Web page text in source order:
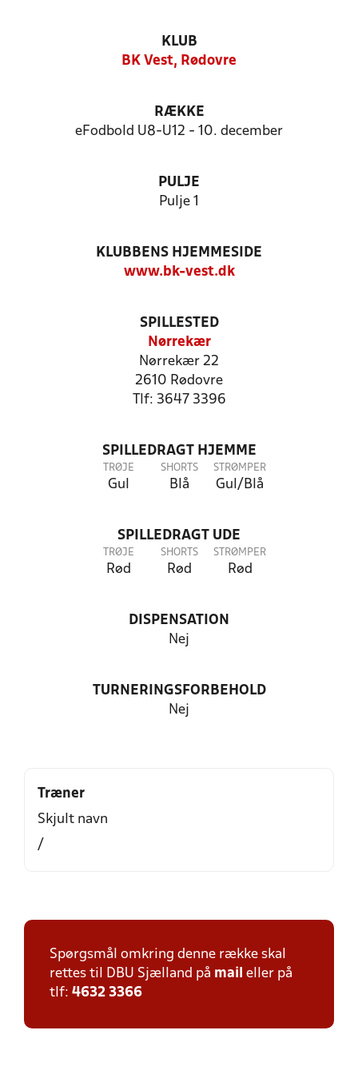
KLUB
BK Vest, Rødovre
RÆKKE
eFodbold U8-U12 - 10. december
PULJE
Pulje 1
KLUBBENS HJEMMESIDE
www.bk-vest.dk
SPILLESTED
Nørrekær
Nørrekær 22
2610 Rødovre
Tlf: 3647 3396
SPILLEDRAGT HJEMME
TRØJE
Gul
SHORTS
Blå
STRØMPER
Gul/Blå
SPILLEDRAGT UDE
TRØJE
Rød
SHORTS
Rød
STRØMPER
Rød
DISPENSATION
Nej
TURNERINGSFORBEHOLD
Nej
Træner
Skjult navn
/
Spørgsmål omkring denne række skal
rettes til DBU Sjælland på mail eller på
tlf: 4632 3366